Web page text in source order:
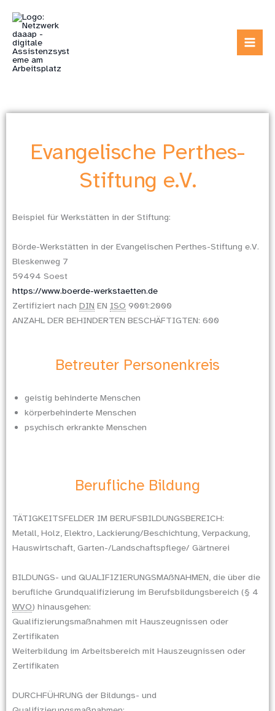
Inhalt
springen
Evangelische Perthes-
Stiftung e.V.
Beispiel für Werkstätten in der Stiftung:
Börde-Werkstätten in der Evangelischen Perthes-Stiftung e.V.
Bleskenweg 7
59494 Soest
https://www.boerde-werkstaetten.de
Zertifiziert nach DIN EN ISO 9001:2000
ANZAHL DER BEHINDERTEN BESCHÄFTIGTEN: 600
Betreuter Personenkreis
geistig behinderte Menschen
körperbehinderte Menschen
psychisch erkrankte Menschen
Berufliche Bildung
TÄTIGKEITSFELDER IM BERUFSBILDUNGSBEREICH:
Metall, Holz, Elektro, Lackierung/Beschichtung, Verpackung,
Hauswirtschaft, Garten-/Landschaftspflege/ Gärtnerei
BILDUNGS- und QUALIFIZIERUNGSMAßNAHMEN, die über die
berufliche Grundqualifizierung im Berufsbildungsbereich (§ 4
WVO) hinausgehen:
Qualifizierungsmaßnahmen mit Hauszeugnissen oder
Zertifikaten
Weiterbildung im Arbeitsbereich mit Hauszeugnissen oder
Zertifikaten
DURCHFÜHRUNG der Bildungs- und